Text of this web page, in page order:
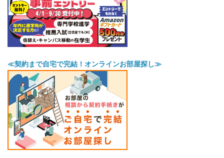
≪契約まで自宅で完結！オンラインお部屋探し≫